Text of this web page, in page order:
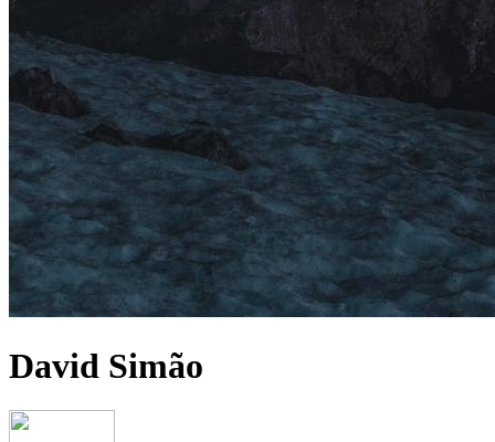
David Simão